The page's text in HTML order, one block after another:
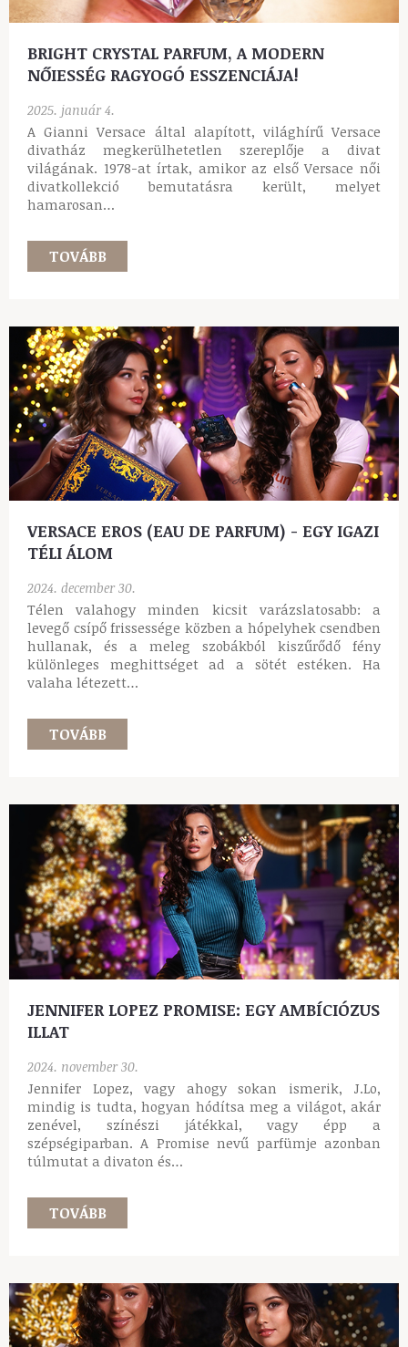
BRIGHT CRYSTAL PARFUM, A MODERN
NŐIESSÉG RAGYOGÓ ESSZENCIÁJA!
2025. január 4.
A Gianni Versace által alapított, világhírű Versace
divatház megkerülhetetlen szereplője a divat
világának. 1978-at írtak, amikor az első Versace női
divatkollekció bemutatásra került, melyet
hamarosan…
TOVÁBB
VERSACE EROS (EAU DE PARFUM) - EGY IGAZI
TÉLI ÁLOM
2024. december 30.
Télen valahogy minden kicsit varázslatosabb: a
levegő csípő frissessége közben a hópelyhek csendben
hullanak, és a meleg szobákból kiszűrődő fény
különleges meghittséget ad a sötét estéken. Ha
valaha létezett…
TOVÁBB
JENNIFER LOPEZ PROMISE: EGY AMBÍCIÓZUS
ILLAT
2024. november 30.
Jennifer Lopez, vagy ahogy sokan ismerik, J.Lo,
mindig is tudta, hogyan hódítsa meg a világot, akár
zenével, színészi játékkal, vagy épp a
szépségiparban. A Promise nevű parfümje azonban
túlmutat a divaton és…
TOVÁBB